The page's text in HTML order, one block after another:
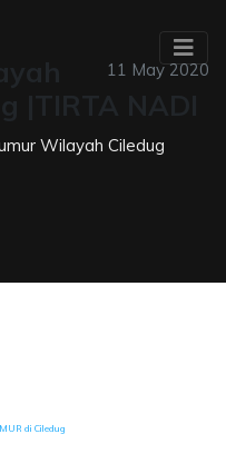
11 May 2020
Wilayah Ciledug
di Ciledug